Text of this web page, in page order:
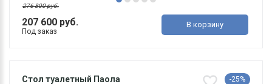
207 600 руб.
276 800 руб.
Под заказ
В корзину
Стол туалетный Паола
-25%